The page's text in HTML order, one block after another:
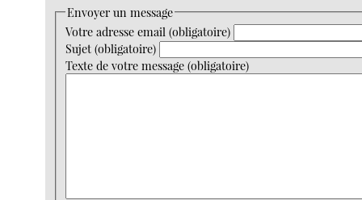
Envoyer un message
Votre adresse email (obligatoire)
Sujet (obligatoire)
Texte de votre message (obligatoire)